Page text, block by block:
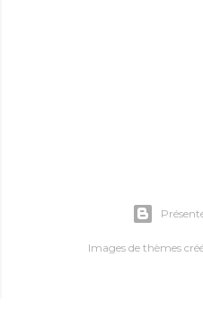
Images de thèmes